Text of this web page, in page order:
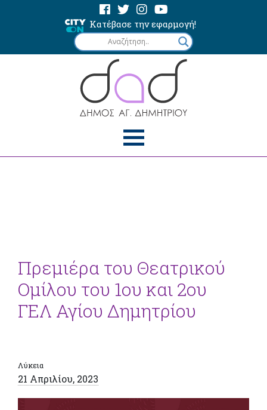
Κατέβασε την εφαρμογή!
Πρεμιέρα του Θεατρικού
Ομίλου του 1ου και 2ου
ΓΕΛ Αγίου Δημητρίου
Λύκεια
21 Απριλίου, 2023